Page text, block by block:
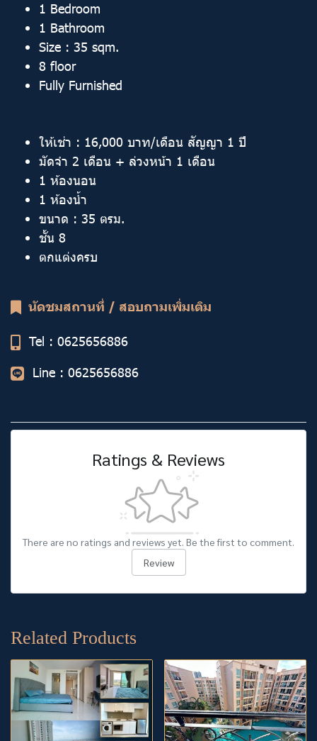
1 Bedroom
1 Bathroom
Size : 35 sqm.
8 floor
Fully Furnished
ให้เช่า : 16,000 บาท/เดือน สัญญา 1 ปี
มัดจำ 2 เดือน + ล่วงหน้า 1 เดือน
1 ห้องนอน
1 ห้องน้ำ
ขนาด : 35 ตรม.
ชั้น 8
ตกแต่งครบ
นัดชมสถานที่ / สอบถามเพิ่มเติม
Tel : 0625656886
Line : 0625656886
Ratings & Reviews
There are no ratings and reviews yet. Be the first to comment.
Review
Related Products